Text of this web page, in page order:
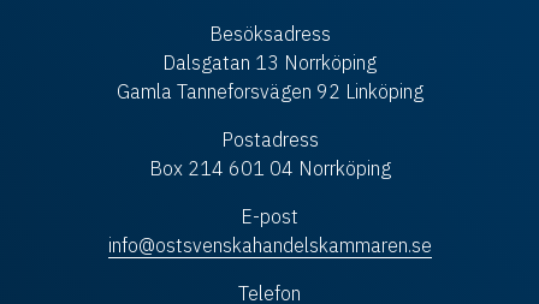
Besöksadress
Dalsgatan 13 Norrköping
Gamla Tanneforsvägen 92 Linköping
Postadress
Box 214 601 04 Norrköping
E-post
info@ostsvenskahandelskammaren.se
Telefon